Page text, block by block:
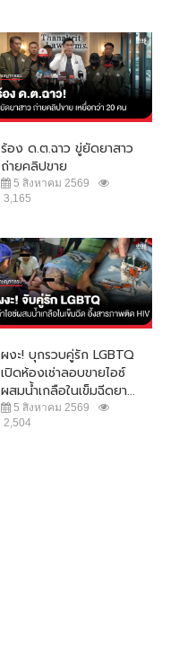
ร้อง ด.ต.ฉาว ขู่ยัดยาสาว
ถ่ายคลิปขาย
5 สิงหาคม 2569
3,165
ผงะ! บุกรวบคู่รัก LGBTQ
เปิดห้องเช่าลอบขายไอซ์
ผสมน้ำเกลือในเข็มฉีดยา...
5 สิงหาคม 2569
2,504